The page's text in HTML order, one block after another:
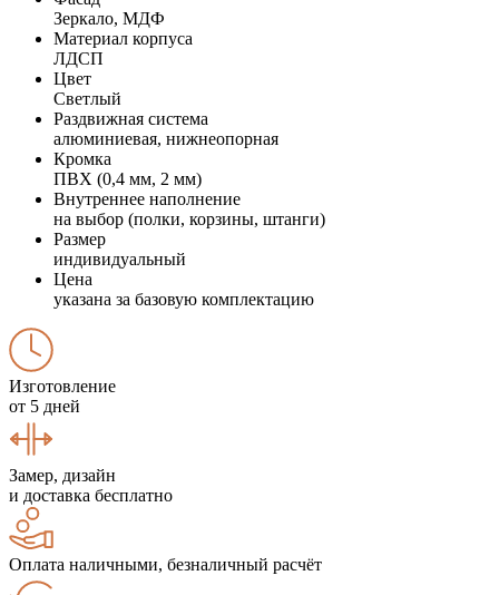
Зеркало, МДФ
Материал корпуса
ЛДСП
Цвет
Светлый
Раздвижная система
алюминиевая, нижнеопорная
Кромка
ПВХ (0,4 мм, 2 мм)
Внутреннее наполнение
на выбор (полки, корзины, штанги)
Размер
индивидуальный
Цена
указана за базовую комплектацию
Изготовление
от 5 дней
Замер, дизайн
и доставка бесплатно
Оплата наличными, безналичный расчёт